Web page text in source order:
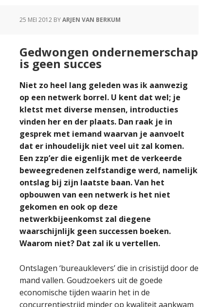
25 MEI 2012 BYARJEN VAN BERKUM
Gedwongen ondernemerschap
is geen succes
Niet zo heel lang geleden was ik aanwezig
op een netwerk borrel. U kent dat wel; je
kletst met diverse mensen, introducties
vinden her en der plaats. Dan raak je in
gesprek met iemand waarvan je aanvoelt
dat er inhoudelijk niet veel uit zal komen.
Een zzp’er die eigenlijk met de verkeerde
beweegredenen zelfstandige werd, namelijk
ontslag bij zijn laatste baan. Van het
opbouwen van een netwerk is het niet
gekomen en ook op deze
netwerkbijeenkomst zal diegene
waarschijnlijk geen successen boeken.
Waarom niet? Dat zal ik u vertellen.
Ontslagen ‘bureauklevers’ die in crisistijd door de
mand vallen. Goudzoekers uit de goede
economische tijden waarin het in de
concurrentiestrijd minder op kwaliteit aankwam